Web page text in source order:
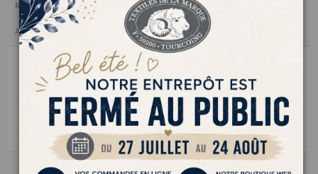
Reviews(0)
Avis clients
MONNALISA cest le fil à tricoter synthétique qui a tout dun grand. Son
toucher mérinos est dune douceur incroyable, et sa microfibre fine offre
un rendu souple et bien régulier. Facile à tricoter, il donne des pulls
moelleux, des accessoires confortables ou des ouvrages pour toute la
famille, avec un entretien simplissime. Chaud, doux et léger à la fois, il
combine le plaisir du tricot à la praticité du quotidien. le fil à tricoter
parfait pour des créations douces, lumineuses et pleines de confort.